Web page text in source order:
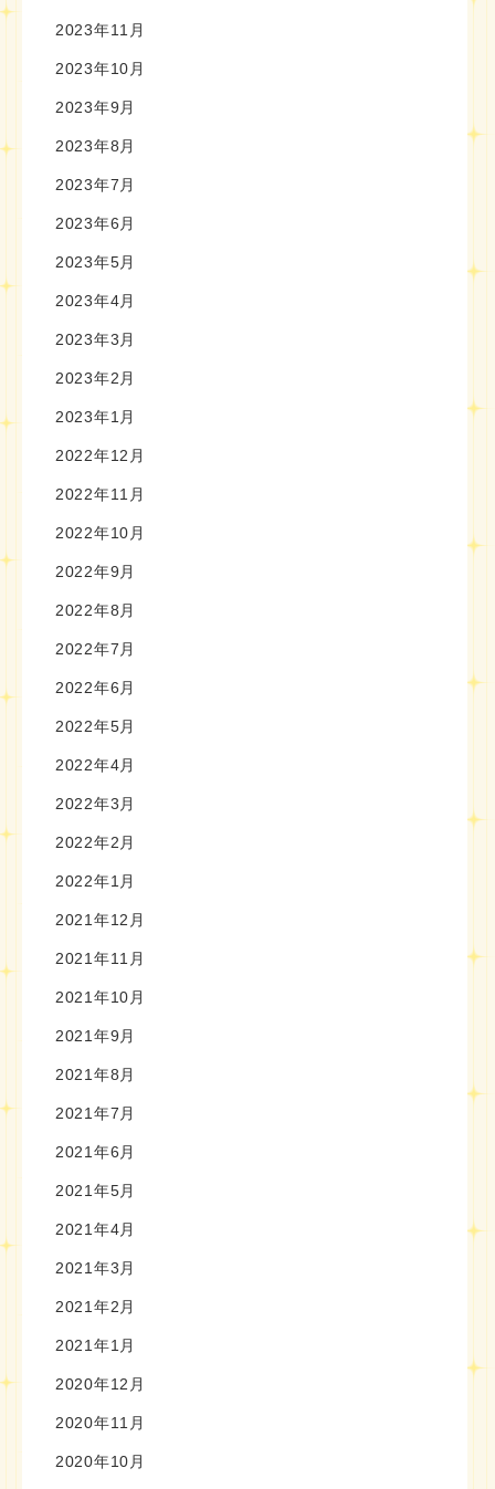
2023年11月
2023年10月
2023年9月
2023年8月
2023年7月
2023年6月
2023年5月
2023年4月
2023年3月
2023年2月
2023年1月
2022年12月
2022年11月
2022年10月
2022年9月
2022年8月
2022年7月
2022年6月
2022年5月
2022年4月
2022年3月
2022年2月
2022年1月
2021年12月
2021年11月
2021年10月
2021年9月
2021年8月
2021年7月
2021年6月
2021年5月
2021年4月
2021年3月
2021年2月
2021年1月
2020年12月
2020年11月
2020年10月